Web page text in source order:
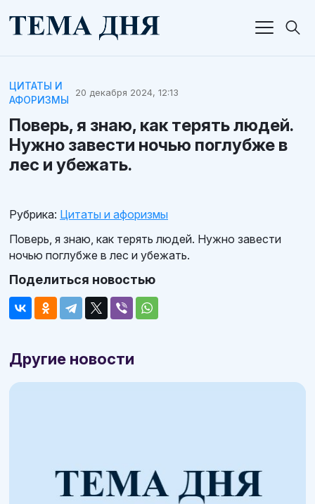
ЦИТАТЫ И
АФОРИЗМЫ
20 декабря 2024, 12:13
Поверь, я знаю, как терять людей.
Нужно завести ночью поглубже в
лес и убежать.
Рубрика: Цитаты и афоризмы
Поверь, я знаю, как терять людей. Нужно завести
ночью поглубже в лес и убежать.
Поделиться новостью
Другие новости